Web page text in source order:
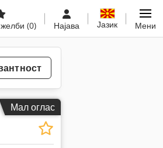
(0) Најава Јазик Мени
Мал оглас